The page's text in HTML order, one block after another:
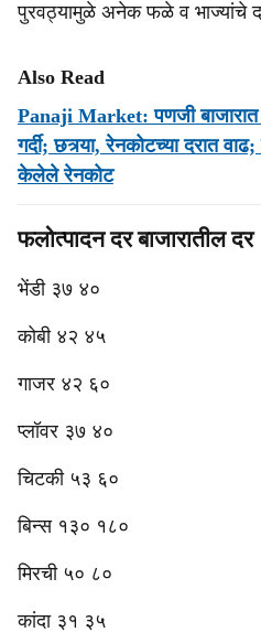
पुरवठ्यामुळे अनेक फळे व भाज्यांचे
Also Read
Panaji Market: पणजी बाजारात
गर्दी; छत्र्या, रेनकोटच्या दरात
केलेले रेनकोट
फलोत्पादन दर बाजारातील दर
भेंडी ३७ ४०
कोबी ४२ ४५
गाजर ४२ ६०
प्लॉवर ३७ ४०
चिटकी ५३ ६०
बिन्स १३० १८०
मिरची ५० ८०
कांदा ३१ ३५